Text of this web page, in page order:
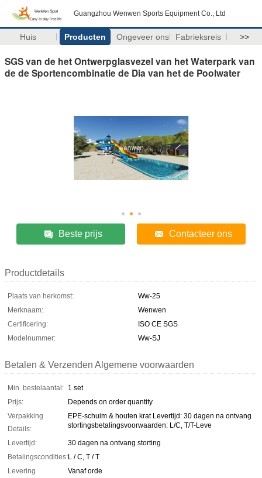
Guangzhou Wenwen Sports Equipment Co., Ltd
Huis Producten Ongeveer ons Fabrieksreis >>
SGS van de het Ontwerpglasvezel van het Waterpark van
de de Sportencombinatie de Dia van het de Poolwater
Beste prijs Contacteer ons
Productdetails
Plaats van herkomst:
Ww-25
Merknaam:
Wenwen
Certificering:
ISO CE SGS
Modelnummer:
Ww-SJ
Betalen & Verzenden Algemene voorwaarden
Min. bestelaantal: 1 set
Prijs:
Depends on order quantity
Verpakking
Details:
EPE-schuim & houten krat Levertijd: 30 dagen na ontvang
stortingsbetalingsvoorwaarden: L/C, T/T-Leve
Levertijd:
30 dagen na ontvang storting
Betalingscondities:L / C, T / T
Levering
Vanaf orde